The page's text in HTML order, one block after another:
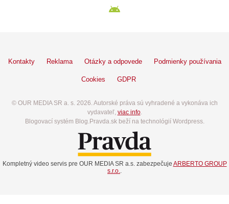
Kontakty Reklama Otázky a odpovede Podmienky používania
Cookies GDPR
© OUR MEDIA SR a. s. 2026. Autorské práva sú vyhradené a vykonáva ich
vydavateľ, viac info.
Blogovací systém Blog.Pravda.sk beží na technológií Wordpress.
Kompletný video servis pre OUR MEDIA SR a.s. zabezpečuje ARBERTO GROUP
s.r.o..